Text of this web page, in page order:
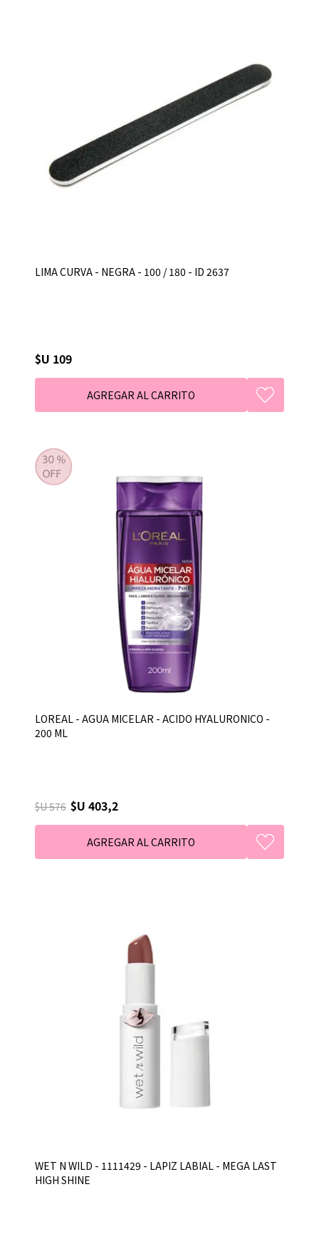
LIMA CURVA - NEGRA - 100 / 180 - ID 2637
$U 109
LOREAL - AGUA MICELAR - ACIDO HYALURONICO -
200 ML
$U 576 $U 403,2
WET N WILD - 1111429 - LAPIZ LABIAL - MEGA LAST
HIGH SHINE